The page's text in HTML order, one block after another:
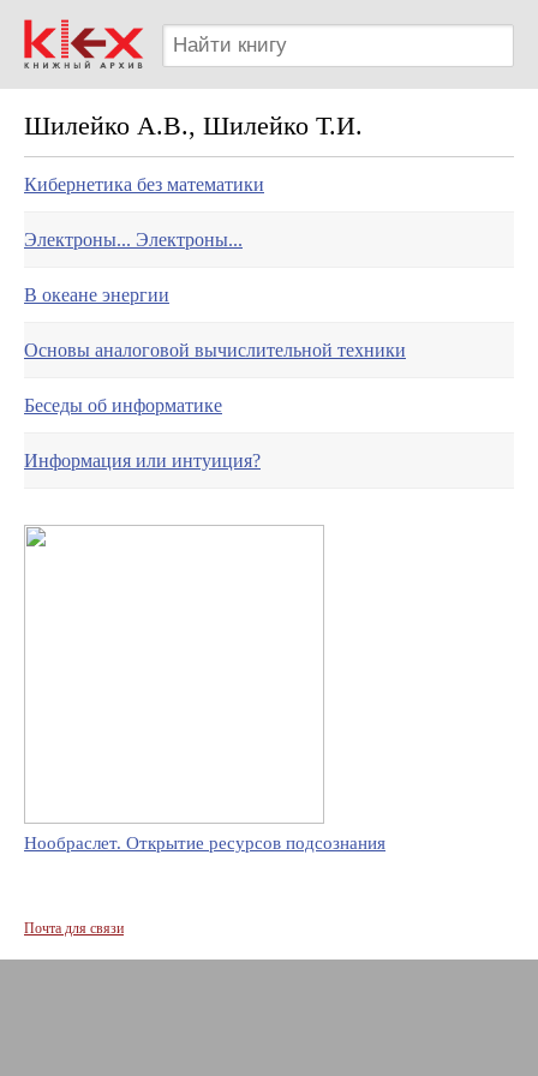
Шилейко А.В., Шилейко Т.И.
Кибернетика без математики
Электроны... Электроны...
В океане энергии
Основы аналоговой вычислительной техники
Беседы об информатике
Информация или интуиция?
Нообраслет. Открытие ресурсов подсознания
Почта для связи